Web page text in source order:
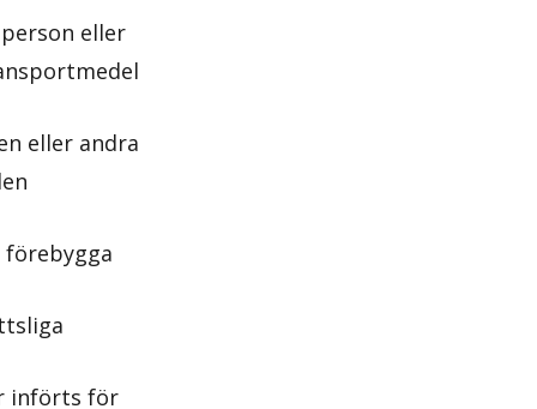
person eller
eller andra
införts för